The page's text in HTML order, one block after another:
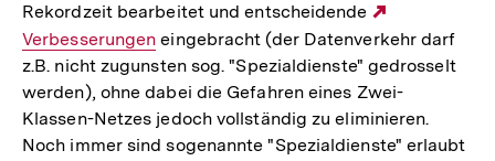
Rekordzeit bearbeitet und entscheidende
Link:
Verbesserungen eingebracht (der Datenverkehr darf
z.B. nicht zugunsten sog. "Spezialdienste" gedrosselt
werden), ohne dabei die Gefahren eines Zwei-
Klassen-Netzes jedoch vollständig zu eliminieren.
Noch immer sind sogenannte "Spezialdienste" erlaubt